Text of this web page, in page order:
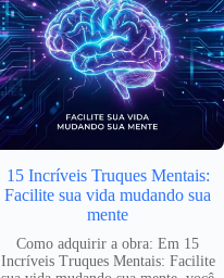
15 Incríveis Truques Mentais:
Facilite sua vida mudando sua
mente
Como adquirir a obra: Em 15
Incríveis Truques Mentais: Facilite